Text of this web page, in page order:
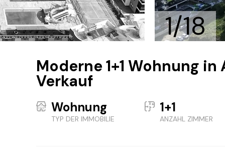
1/18
Moderne 1+1 Wohnung
Verkauf
Wohnung
TYP DER IMMOBILIE
1+1
ANZAHL ZIMMER